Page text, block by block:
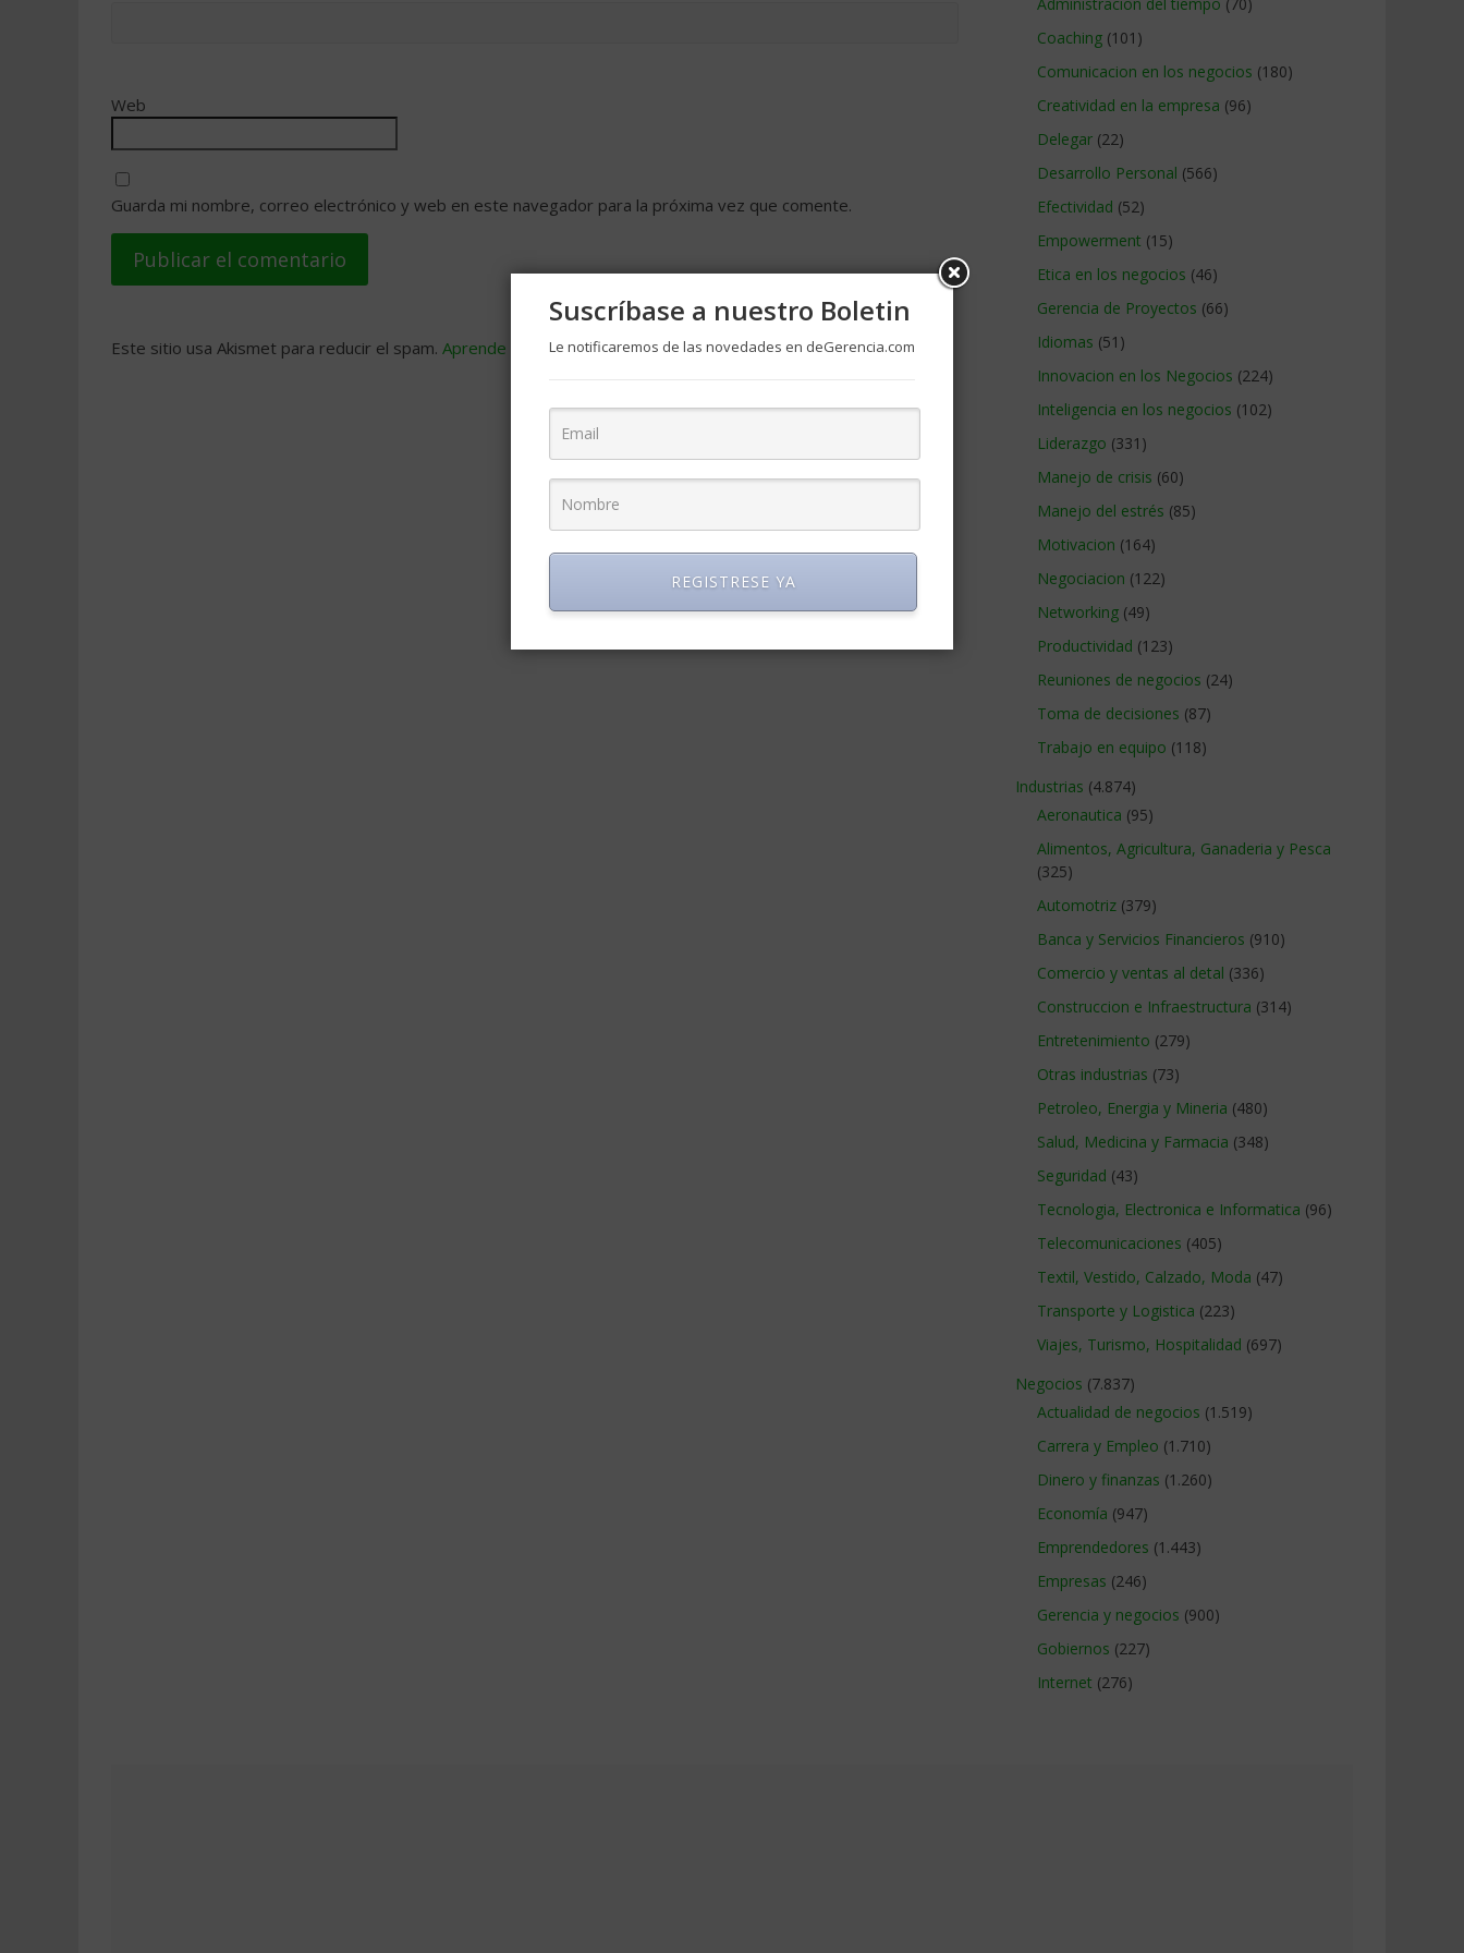
Web
Guarda mi nombre, correo electrónico y web en este navegador para la próxima vez que comente.
Este sitio usa Akismet para reducir el spam. Aprende cómo se procesan los datos de tus comentarios.
Coaching (101)
Comunicacion en los negocios (180)
Creatividad en la empresa (96)
Delegar (22)
Desarrollo Personal (566)
Efectividad (52)
Empowerment (15)
Etica en los negocios (46)
Gerencia de Proyectos (66)
Idiomas (51)
Innovacion en los Negocios (224)
Inteligencia en los negocios (102)
Liderazgo (331)
Manejo de crisis (60)
Manejo del estrés (85)
Motivacion (164)
Negociacion (122)
Networking (49)
Productividad (123)
Reuniones de negocios (24)
Toma de decisiones (87)
Trabajo en equipo (118)
Industrias (4.874)
Aeronautica (95)
Alimentos, Agricultura, Ganaderia y Pesca
(325)
Automotriz (379)
Banca y Servicios Financieros (910)
Comercio y ventas al detal (336)
Construccion e Infraestructura (314)
Entretenimiento (279)
Otras industrias (73)
Petroleo, Energia y Mineria (480)
Salud, Medicina y Farmacia (348)
Seguridad (43)
Tecnologia, Electronica e Informatica (96)
Telecomunicaciones (405)
Textil, Vestido, Calzado, Moda (47)
Transporte y Logistica (223)
Viajes, Turismo, Hospitalidad (697)
Negocios (7.837)
Actualidad de negocios (1.519)
Carrera y Empleo (1.710)
Dinero y finanzas (1.260)
Economía (947)
Emprendedores (1.443)
Empresas (246)
Gerencia y negocios (900)
Gobiernos (227)
Internet (276)
Suscríbase a nuestro Boletin
Le notificaremos de las novedades en deGerencia.com
REGISTRESE YA